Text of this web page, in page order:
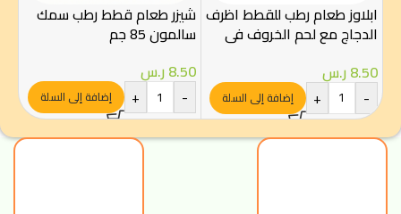
ابلاوز طعام رطب للقطط اظرف
الدجاج مع لحم الخروف في
الجيلي 70غ
8.50ر.س
-
+ إضافة إلى السلة
شيزر طعام قطط رطب سمك
سالمون 85 جم
8.50ر.س
-
+ إضافة إلى السلة